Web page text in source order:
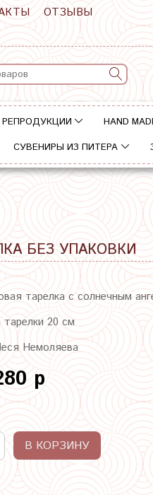
ОТЗЫВЫ
HAND
СУВЕНИРЫ ИЗ ПИТЕРА
БЕЗ УПАКОВКИ
тарелка с солнечным
20 см
Немоляева
р
В КОРЗИНУ